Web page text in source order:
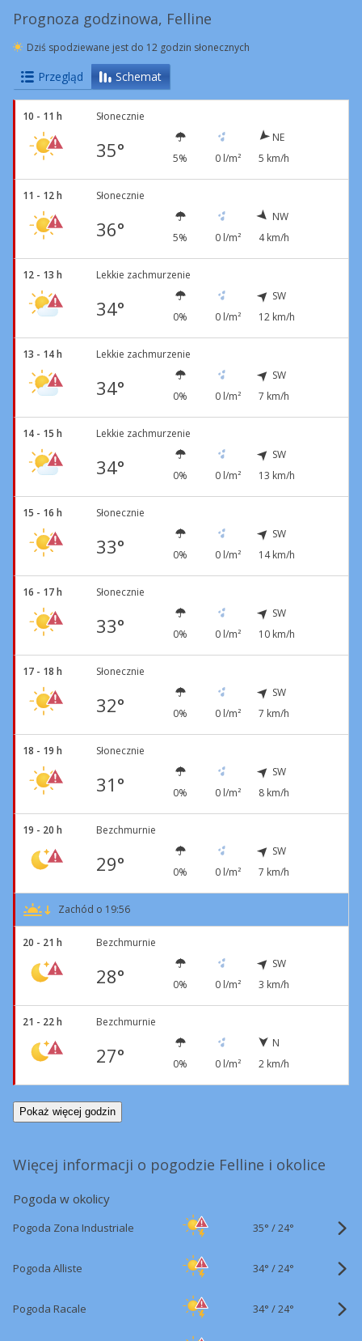
Prognoza godzinowa, Felline
Dziś spodziewane jest do 12 godzin słonecznych
Przegląd Schemat
10 - 11 h Słonecznie
35° 5% 0 l/m²
NE
5 km/h
11 - 12 h Słonecznie
36° 5% 0 l/m²
NW
4 km/h
12 - 13 h Lekkie zachmurzenie
34° 0% 0 l/m²
SW
12 km/h
13 - 14 h Lekkie zachmurzenie
34° 0% 0 l/m²
SW
7 km/h
14 - 15 h Lekkie zachmurzenie
34° 0% 0 l/m²
SW
13 km/h
15 - 16 h Słonecznie
33° 0% 0 l/m²
SW
14 km/h
16 - 17 h Słonecznie
33° 0% 0 l/m²
SW
10 km/h
17 - 18 h Słonecznie
32° 0% 0 l/m²
SW
7 km/h
18 - 19 h Słonecznie
31° 0% 0 l/m²
SW
8 km/h
19 - 20 h Bezchmurnie
29° 0% 0 l/m²
SW
7 km/h
Zachód o 19:56
20 - 21 h Bezchmurnie
28° 0% 0 l/m²
SW
3 km/h
21 - 22 h Bezchmurnie
27° 0% 0 l/m²
N
2 km/h
Pokaż więcej godzin
Więcej informacji o pogodzie Felline i okolice
Pogoda w okolicy
Pogoda Zona Industriale 35° /24°
Pogoda Alliste 34° /24°
Pogoda Racale 34° /24°